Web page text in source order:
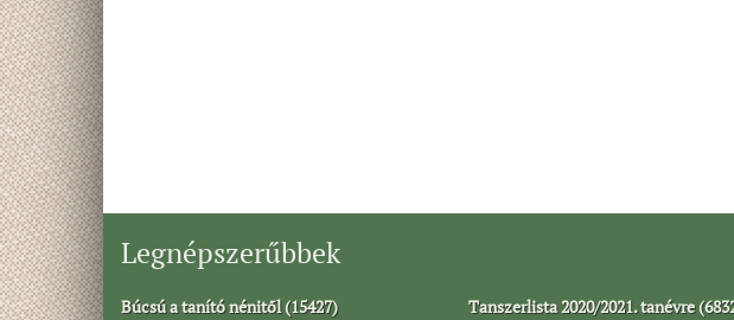
Legnépszerűbbek
Búcsú a tanító nénitől (15427) Tanszerlista 2020/2021. tanévre